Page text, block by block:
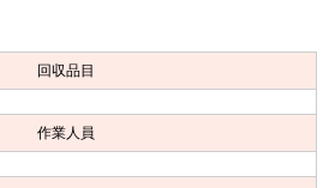
よくある質問
お客様の声
回収品目
作業人員